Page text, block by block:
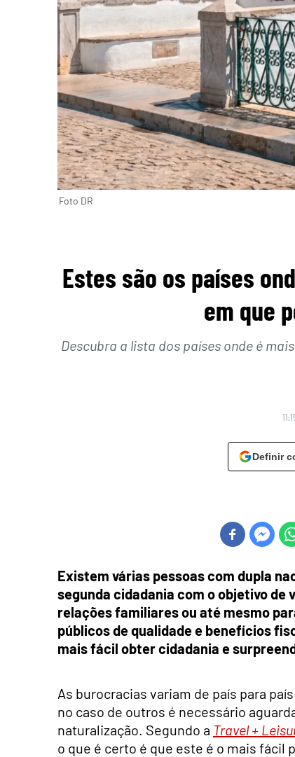
Foto DR
Estes são os países
em que
Descubra a lista dos países onde é
Definir
Existem várias pessoas com dupla
segunda cidadania com o objetivo
relações familiares ou até mesmo
públicos de qualidade e benefícios
mais fácil obter cidadania e
As burocracias variam de país para
no caso de outros é necessário
naturalização. Segundo a Travel +
o que é certo é que este é o mais fácil